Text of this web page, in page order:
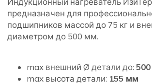
предназначен для
подшипников массой до 75 кг и
диаметром до 500 мм.
max внешний Ø детали до:
max высота детали: 155 мм